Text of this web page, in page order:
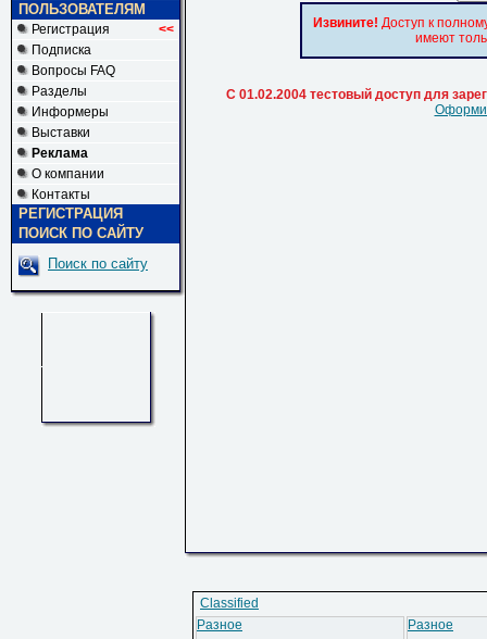
ПОЛЬЗОВАТЕЛЯМ
Регистрация <<
Подписка
Вопросы FAQ
Разделы
Информеры
Выставки
Реклама
О компании
Контакты
РЕГИСТРАЦИЯ
ПОИСК ПО САЙТУ
Поиск по сайту
Извините! Доступ к
имеют
С 01.02.2004 тестовый доступ для
Classified
Разное
Разное